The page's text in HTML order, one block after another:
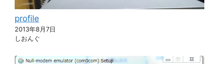
profile
2013年8月7日
しおんぐ